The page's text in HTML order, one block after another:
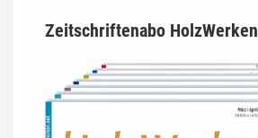
Zeitschriftenabo HolzWerken